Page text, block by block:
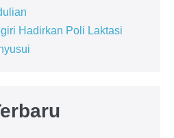
Hadirkan Poli Laktasi